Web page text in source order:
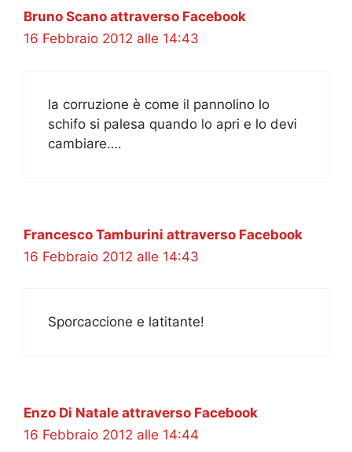
Bruno Scano attraverso Facebook
16 Febbraio 2012 alle 14:43
la corruzione è come il pannolino lo
schifo si palesa quando lo apri e lo devi
cambiare….
Francesco Tamburini attraverso Facebook
16 Febbraio 2012 alle 14:43
Sporcaccione e latitante!
Enzo Di Natale attraverso Facebook
16 Febbraio 2012 alle 14:44